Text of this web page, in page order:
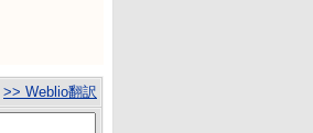
>> Weblio翻訳